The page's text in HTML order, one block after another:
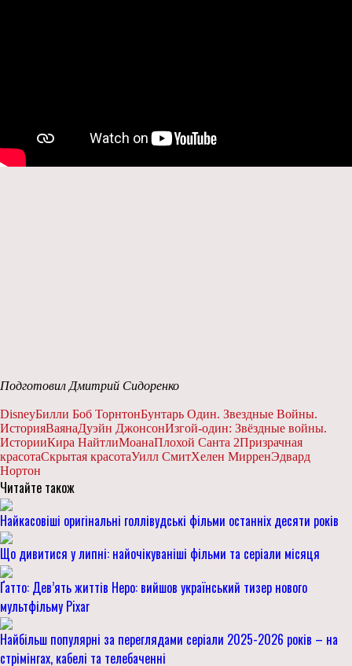
Подготовил Дмитрий Сидоренко
DisneyБилли Боб ТорнтонБунтарь Один. Звездные Войны.
ИсторияВаянаДуэйн ДжонсонИзгой-один: Звёздные войны.
ИсторииКира НайтлиМоанаПлохой Санта 2Призрачная
красотаСкрытая красотаУилл СмитХелен МирренЭдвард
Нортон
Читайте також
Найкасовіші оригінальні голлівудські фільми останніх десяти років
Що дивитися у липні: найочікуваніші фільми та серіали місяця
Ґатто: Дев’ять життів Неро: вийшов український тизер нового
мультфільму Pixar
Найбільш популярні за переглядами серіали 2025-2026 років – на
стрімінгах, кабелі та телебаченні